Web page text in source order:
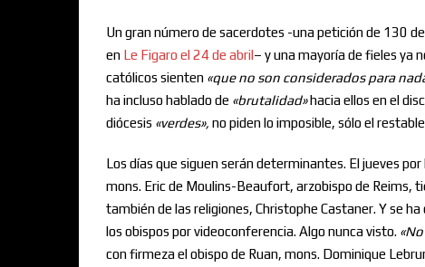
Un gran número de sacerdotes -una petición de 130
en Le Figaro el 24 de abril– y una mayoría de fieles ya
católicos sienten «que no son considerados para
ha incluso hablado de «brutalidad»hacia ellos en el
diócesis «verdes», no piden lo imposible, sólo el
Los días que siguen serán determinantes. El jueves
mons. Eric de Moulins-Beaufort, arzobispo de Reims,
también de las religiones, Christophe Castaner. Y se
los obispos por videoconferencia. Algo nunca visto.
con firmeza el obispo de Ruan, mons. Dominique